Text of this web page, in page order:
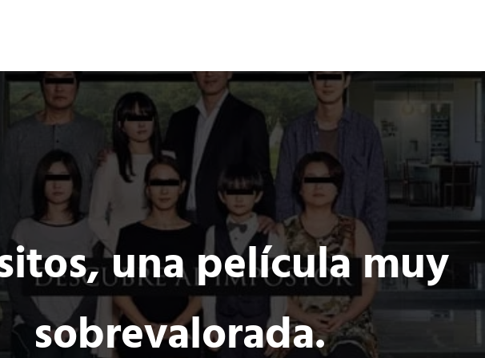
Comunidad de Ocio Online
una película muy
sobrevalorada.